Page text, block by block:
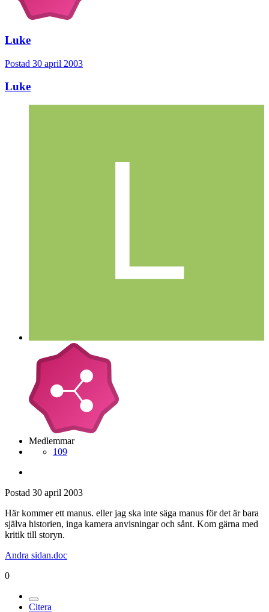
Luke
Postad 30 april 2003
Luke
Medlemmar
109
Postad 30 april 2003
Här kommer ett manus. eller jag ska inte säga manus för det är bara
själva historien, inga kamera anvisningar och sånt. Kom gärna med
kritik till storyn.
Andra sidan.doc
0
Citera